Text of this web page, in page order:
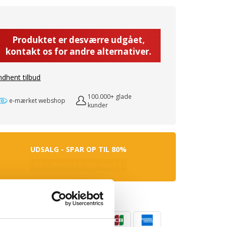
Produktet er desværre udgået,
kontakt os for andre alternativer.
tilbud
e-mærket webshop
100.000+ glade
kunder
UDSALG - SPAR OP TIL 80%